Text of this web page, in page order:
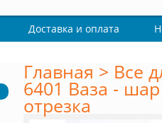
Доставка и оплата
Главная > Все
6401 Ваза -
отрезка